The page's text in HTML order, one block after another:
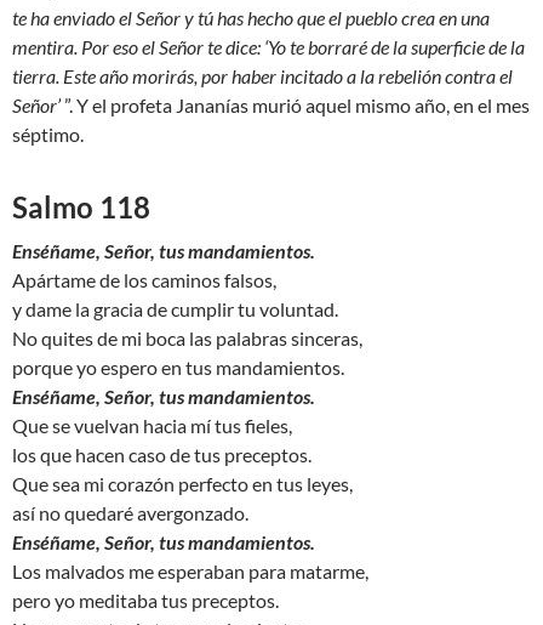
te ha enviado el Señor y tú has hecho que el pueblo crea en una
mentira. Por eso el Señor te dice: ‘Yo te borraré de la superficie de la
tierra. Este año morirás, por haber incitado a la rebelión contra el
Señor’”. Y el profeta Jananías murió aquel mismo año, en el mes
séptimo.
Salmo 118
Enséñame, Señor, tus mandamientos.
Apártame de los caminos falsos,
y dame la gracia de cumplir tu voluntad.
No quites de mi boca las palabras sinceras,
porque yo espero en tus mandamientos.
Enséñame, Señor, tus mandamientos.
Que se vuelvan hacia mí tus fieles,
los que hacen caso de tus preceptos.
Que sea mi corazón perfecto en tus leyes,
así no quedaré avergonzado.
Enséñame, Señor, tus mandamientos.
Los malvados me esperaban para matarme,
pero yo meditaba tus preceptos.